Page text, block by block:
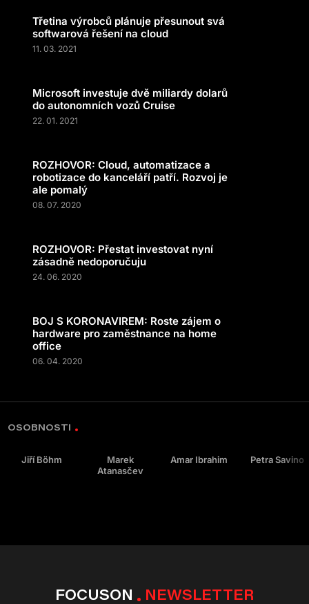
Třetina výrobců plánuje přesunout svá
softwarová řešení na cloud
11. 03. 2021
Microsoft investuje dvě miliardy dolarů
do autonomních vozů Cruise
22. 01. 2021
ROZHOVOR: Cloud, automatizace a
robotizace do kanceláří patří. Rozvoj je
ale pomalý
08. 07. 2020
ROZHOVOR: Přestat investovat nyní
zásadně nedoporučuju
24. 06. 2020
BOJ S KORONAVIREM: Roste zájem o
hardware pro zaměstnance na home
office
06. 04. 2020
OSOBNOSTI
Jiří Böhm
Marek
Atanasčev
Amar Ibrahim Petra Savino
FOCUSON NEWSLETTER